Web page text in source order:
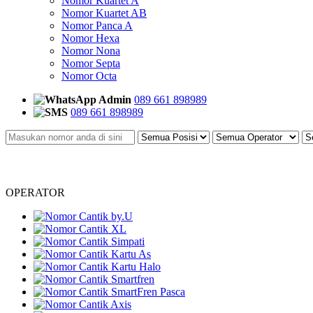
Nomor Kuartet AB
Nomor Panca A
Nomor Hexa
Nomor Nona
Nomor Septa
Nomor Octa
Admin 089 661 898989
089 661 898989
OPERATOR